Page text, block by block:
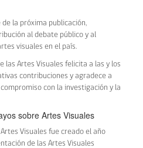
la próxima publicación,
al debate público y al
visuales en el país.
las Artes Visuales felicita a las y los
contribuciones y agradece a
con la investigación y la
sobre Artes Visuales
Visuales fue creado el año
de las Artes Visuales